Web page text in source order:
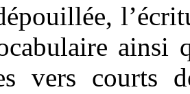
ainsi
vers courts